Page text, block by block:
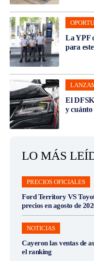
La YPF
para
El
y cuánto
LO MÁS
PRECIOS OFICIALES
Ford Territory VS
precios en agosto de
NOTICIAS
Cayeron las ventas de
el ranking